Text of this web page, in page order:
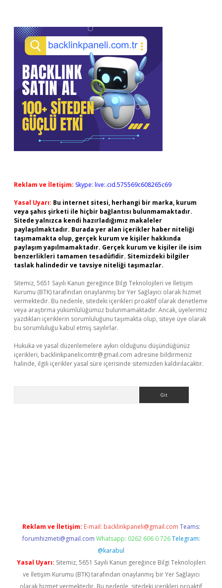
Reklam ve İletişim: Skype: live:.cid.575569c608265c69
Yasal Uyarı: Bu internet sitesi, herhangi bir marka, kurum
veya şahıs şirketi ile hiçbir bağlantısı bulunmamaktadır.
Sitede yalnızca kendi hazırladığımız makaleler
paylaşılmaktadır. Burada yer alan içerikler haber niteliği
taşımamakta olup, gerçek kurum ve kişiler hakkında
paylaşım yapılmamaktadır. Gerçek kurum ve kişiler ile isim
benzerlikleri tamamen tesadüfidir. Sitemizdeki bilgiler
taslak halindedir ve tavsiye niteliği taşımazlar.
Sitemiz, 5651 Sayılı Kanun gereğince Bilgi Teknolojileri ve İletişim
Kurumu (BTK) tarafından onaylanmış bir Yer Sağlayıcı olarak hizmet
vermektedir. Bu nedenle, sitedeki içerikleri proaktif olarak denetleme
veya araştırma yükümlülüğümüz bulunmamaktadır. Ancak, üyelerimiz
yazdıkları içeriklerin sorumluluğunu taşımakta olup, siteye üye olarak
bu sorumluluğu kabul etmiş sayılırlar.
Hukuka ve yasal düzenlemelere aykırı olduğunu düşündüğünüz
içerikleri, backlinkpanelicomtr@gmail.com adresine bildirmeniz
halinde, ilgili içerikler yasal süre içerisinde sitemizden kaldırılacaktır.
Reklam ve İletişim: E-mail: backlinkpaneli@gmail.com Teams:
forumhizmeti@gmail.com Whatsapp: 0262 606 0 726 Telegram:
@karabul
Yasal Uyarı: Sitemiz, 5651 Sayılı Kanun gereğince Bilgi Teknolojileri
ve İletişim Kurumu (BTK) tarafından onaylanmış bir Yer Sağlayıcı
olarak hizmet vermektedir. Bu nedenle, sitedeki içerikleri proaktif